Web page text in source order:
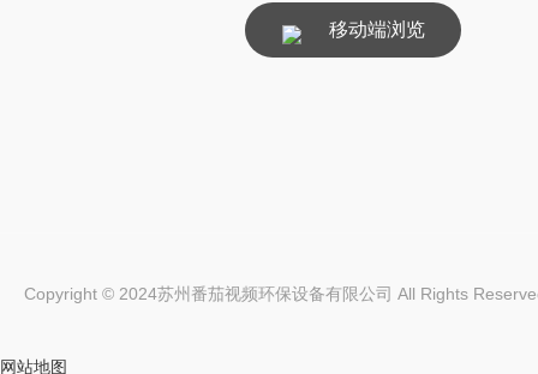
移动端浏览
Copyright © 2024苏州番茄视频环保设备有限公司 All Rights
网站地图